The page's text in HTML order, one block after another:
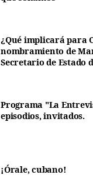
¿Qué implicará para
nombramiento de
Secretario de Estado
Programa "La
episodios, invitados.
¡Órale, cubano!